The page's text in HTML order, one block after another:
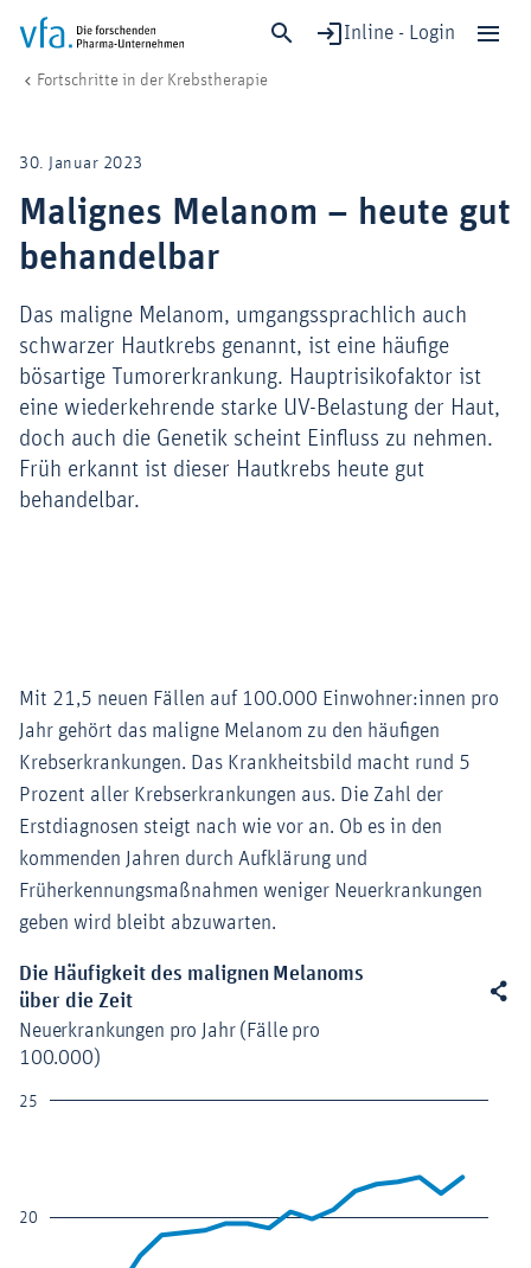
Inline - Login
Forschung & Entwicklung
Gesundheit & Versorgung
Wirtschaft & Standort
Digitalisierung & KI
Mitglied werden!
Medien
Fortschritte in der Krebstherapie
30. Januar 2023
Malignes Melanom – heute gut
behandelbar
Das maligne Melanom, umgangssprachlich auch
schwarzer Hautkrebs genannt, ist eine häufige
bösartige Tumorerkrankung. Hauptrisikofaktor ist
eine wiederkehrende starke UV-Belastung der Haut,
doch auch die Genetik scheint Einfluss zu nehmen.
Früh erkannt ist dieser Hautkrebs heute gut
behandelbar.
Mit 21,5 neuen Fällen auf 100.000 Einwohner:innen pro
Jahr gehört das maligne Melanom zu den häufigen
Krebserkrankungen. Das Krankheitsbild macht rund 5
Prozent aller Krebserkrankungen aus. Die Zahl der
Erstdiagnosen steigt nach wie vor an. Ob es in den
kommenden Jahren durch Aufklärung und
Früherkennungsmaßnahmen weniger Neuerkrankungen
geben wird bleibt abzuwarten.